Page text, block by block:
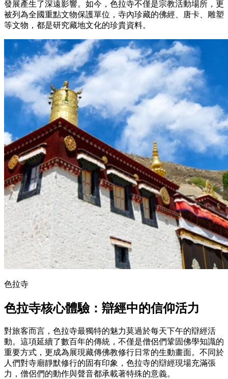
發展產生了深遠影響。如今，色拉寺不僅是宗教活動場所，更
被列為全國重點文物保護單位，寺內珍藏的佛經、唐卡、雕塑
等文物，都是研究藏地文化的珍貴資料。
色拉寺
色拉寺核心體驗：辯經中的信仰活力
對旅客而言，色拉寺最獨特的魅力莫過於每天下午的辯經活
動。這項延續了數百年的傳統，不僅是僧侶們鞏固佛學知識的
重要方式，更成為展現藏傳佛教修行日常的生動畫面。不同於
人們對寺廟靜默修行的固有印象，色拉寺的辯經現場充滿張
力，僧侶們的動作與聲音都承載著特殊的意義。